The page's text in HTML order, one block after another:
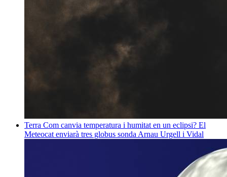
Terra Com canvia temperatura i humitat en un eclipsi? El
Meteocat enviarà tres globus sonda Arnau Urgell i Vidal